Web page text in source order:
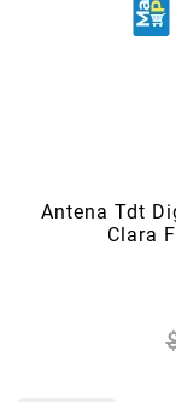
Antena Tdt
Clara